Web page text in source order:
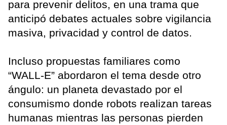
para prevenir delitos, en una trama que
anticipó debates actuales sobre vigilancia
masiva, privacidad y control de datos.
Incluso propuestas familiares como
“WALL-E” abordaron el tema desde otro
ángulo: un planeta devastado por el
consumismo donde robots realizan tareas
humanas mientras las personas pierden